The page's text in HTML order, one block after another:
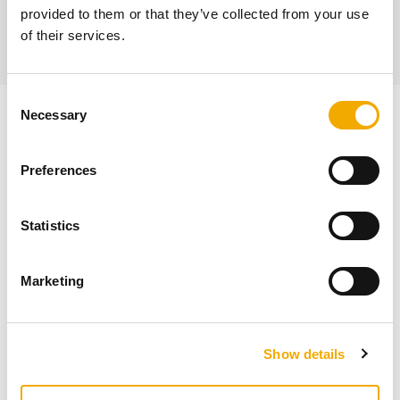
provided to them or that they’ve collected from your use
of their services.
Necessary
Preferences
Statistics
Marketing
Show details
Uusi hinnasto